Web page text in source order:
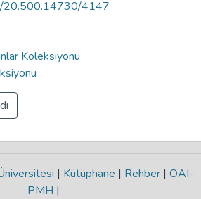
20.500.14730/4147
Koleksiyonu
| Kütüphane | Rehber | OAI-
PMH |